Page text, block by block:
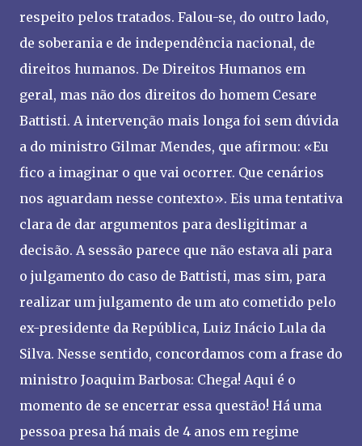
respeito pelos tratados. Falou-se, do outro lado,
de soberania e de independência nacional, de
direitos humanos. De Direitos Humanos em
geral, mas não dos direitos do homem Cesare
Battisti. A intervenção mais longa foi sem dúvida
a do ministro Gilmar Mendes, que afirmou: «Eu
fico a imaginar o que vai ocorrer. Que cenários
nos aguardam nesse contexto». Eis uma tentativa
clara de dar argumentos para desligitimar a
decisão. A sessão parece que não estava ali para
o julgamento do caso de Battisti, mas sim, para
realizar um julgamento de um ato cometido pelo
ex-presidente da República, Luiz Inácio Lula da
Silva. Nesse sentido, concordamos com a frase do
ministro Joaquim Barbosa: Chega! Aqui é o
momento de se encerrar essa questão! Há uma
pessoa presa há mais de 4 anos em regime